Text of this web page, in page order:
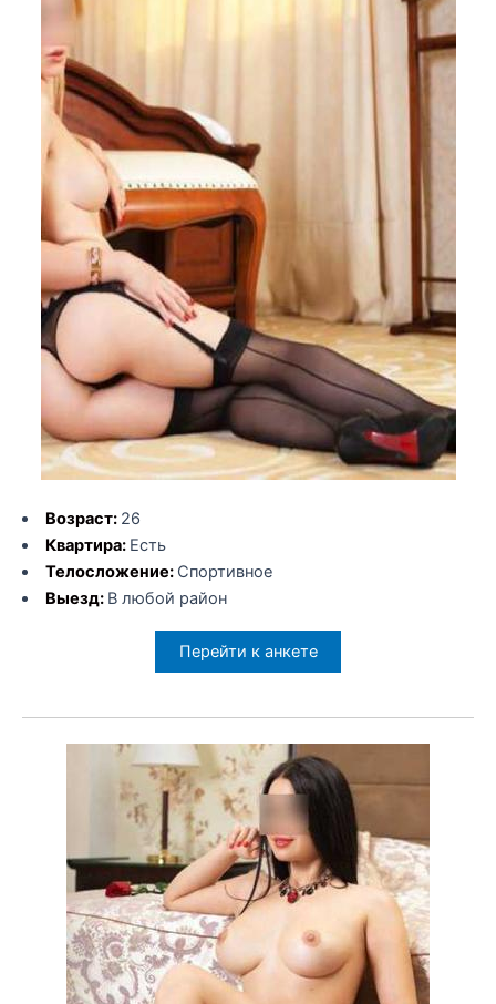
Возраст: 26
Квартира: Есть
Телосложение: Спортивное
Выезд: В любой район
Перейти к анкете